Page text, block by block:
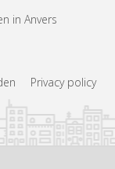
in Anvers
Privacy policy